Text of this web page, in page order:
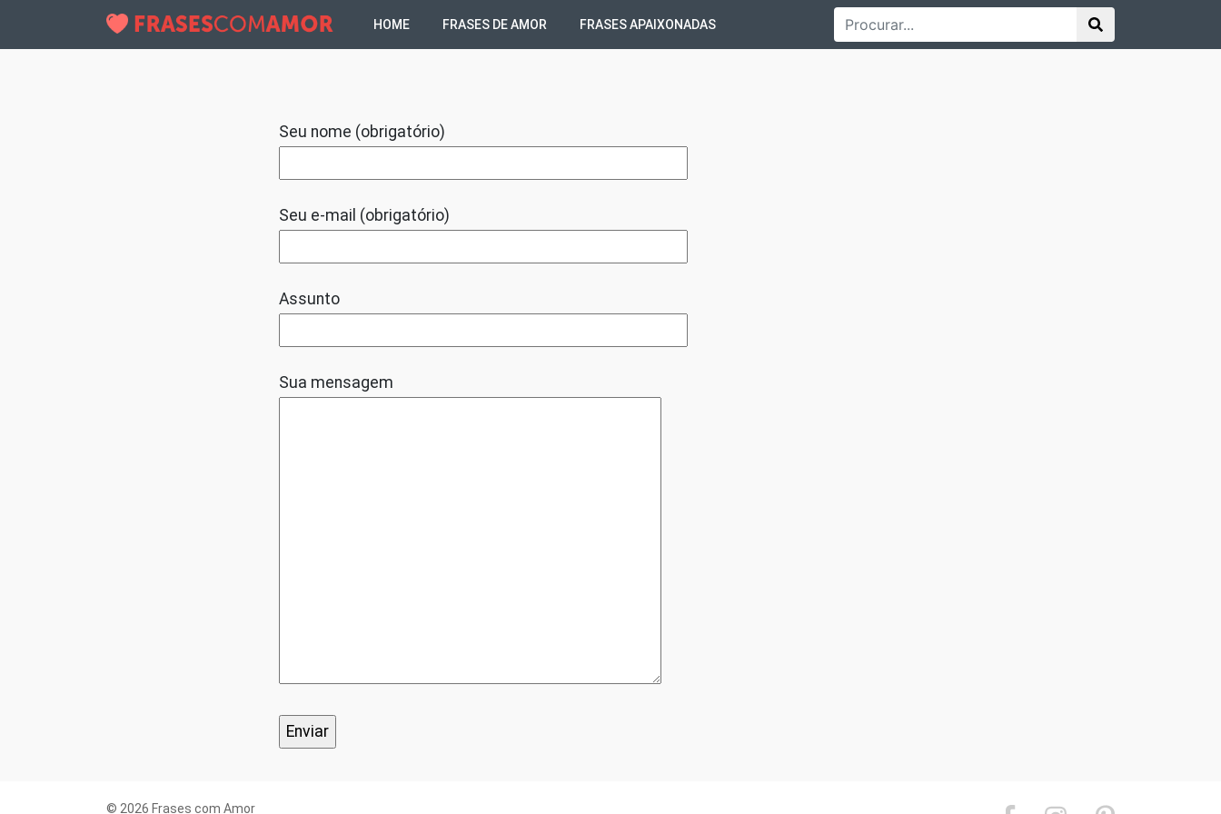
HOME FRASES DE AMOR FRASES APAIXONADAS
Seu nome (obrigatório)
Seu e-mail (obrigatório)
Assunto
Sua mensagem
© 2026 Frases com Amor